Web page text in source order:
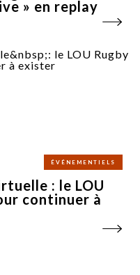
» en replay
ÉVÉNEMENTIELS
: le LOU
continuer à